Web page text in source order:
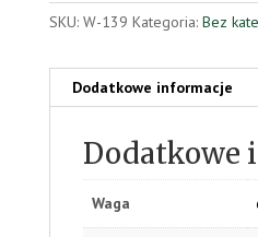
SKU: W-139 Kategoria: Bez
Dodatkowe informacje
Dodatkowe
Waga